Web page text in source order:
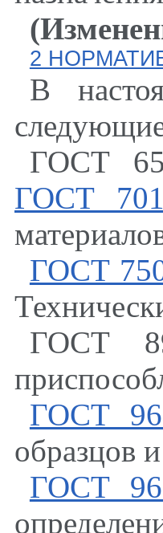
2
В
ГОСТ
ГОСТ
ГОСТ
ГОСТ
ГОСТ
образцов
ГОСТ